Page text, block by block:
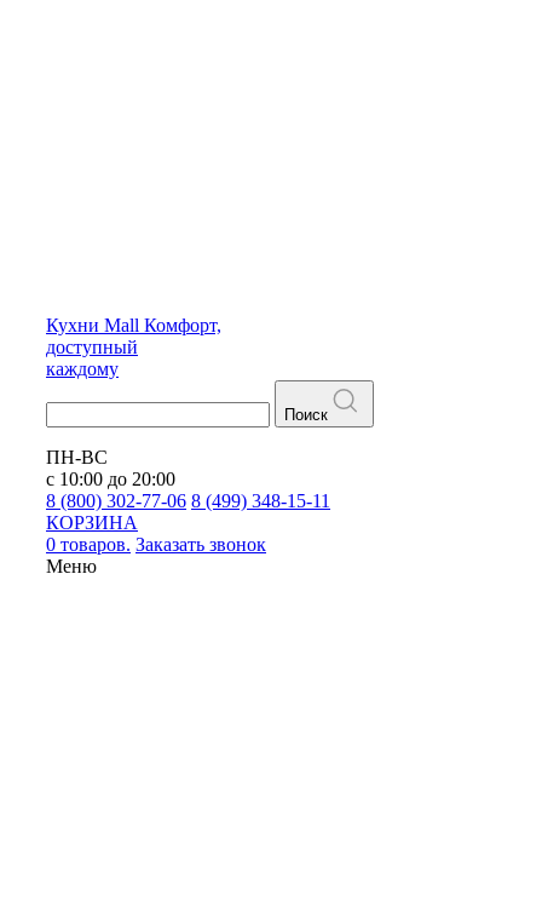
Кухни Mall Комфорт,
доступный
каждому
Поиск
ПН-ВС
с 10:00 до 20:00
8 (800) 302-77-06 8 (499) 348-15-11
КОРЗИНА
0 товаров. Заказать звонок
Меню